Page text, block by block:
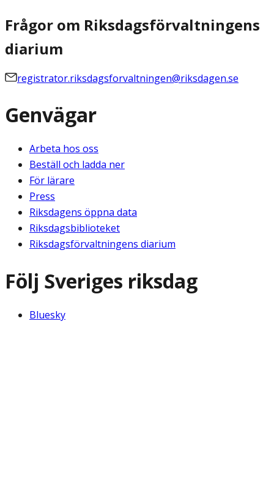
Frågor om Riksdagsförvaltningens
diarium
registrator.riksdagsforvaltningen@riksdagen.se
Genvägar
Arbeta hos oss
Beställ och ladda ner
För lärare
Press
Riksdagens öppna data
Riksdagsbiblioteket
Riksdagsförvaltningens diarium
Följ Sveriges riksdag
Bluesky